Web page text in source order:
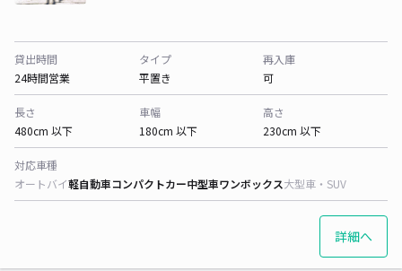
貸出時間
24時間営業
タイプ
平置き
再入庫
可
長さ
480cm 以下
車幅
180cm 以下
高さ
230cm 以下
対応車種
オートバイ軽自動車コンパクトカー中型車ワンボックス大型車・SUV
詳細へ